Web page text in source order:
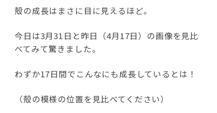
殻の成長はまさに目に見えるほど。
今日は3月31日と昨日（4月17日）の画像を見比
べてみて驚きました。
わずか17日間でこんなにも成長しているとは！
（殻の模様の位置を見比べてください）